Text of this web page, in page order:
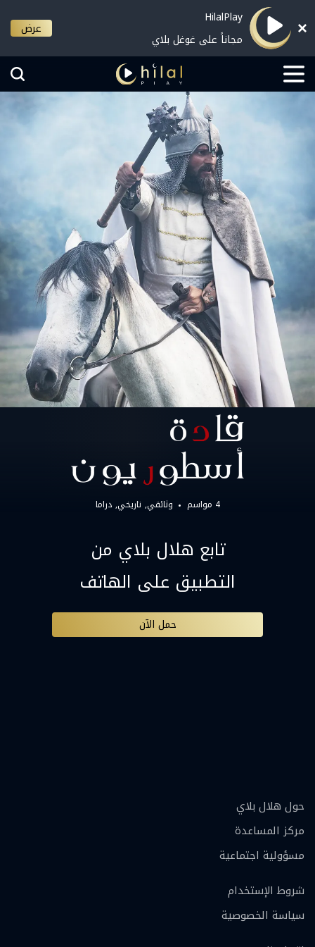
HilalPlay
مجاناً على غوغل بلاي
عرض
4 مواسم وثائقي تاريخي دراما
تابع هلال بلاي من
التطبيق على الهاتف
حمل الآن
حول هلال بلاي
مركز المساعدة
مسؤولية اجتماعية
شروط الإستخدام
سياسة الخصوصية